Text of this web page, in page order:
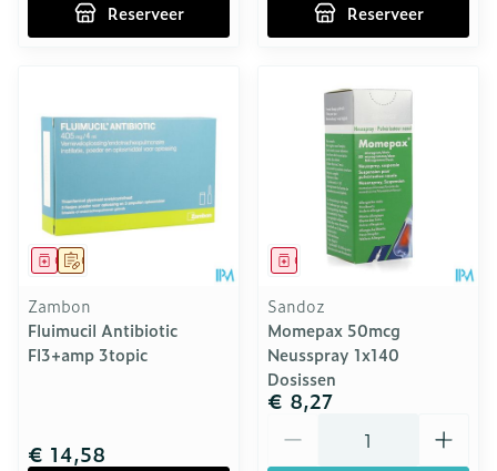
Reserveer Reserveer
Op voorschrift
Geneesmiddel
Zambon
Fluimucil Antibiotic
Fl3+amp 3topic
€ 14,58
Geneesmiddel
Sandoz
Momepax 50mcg
Neusspray 1x140
Dosissen
€ 8,27